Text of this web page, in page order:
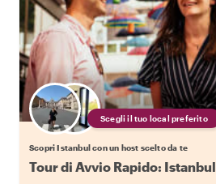
Scegli il tuo local preferito
Scopri Istanbul con un host scelto da te
Tour di Avvio Rapido: Istanbul